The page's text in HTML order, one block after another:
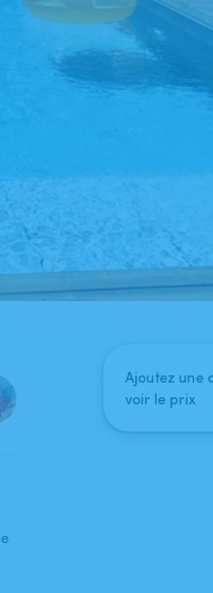
Ajoutez une
voir le prix